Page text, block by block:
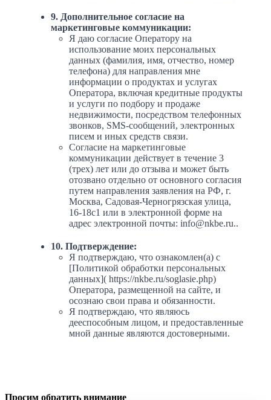
9. Дополнительное согласие на
маркетинговые коммуникации:
Я даю согласие Оператору на
использование моих персональных
данных (фамилия, имя, отчество, номер
телефона) для направления мне
информации о продуктах и услугах
Оператора, включая кредитные продукты
и услуги по подбору и продаже
недвижимости, посредством телефонных
звонков, SMS-сообщений, электронных
писем и иных средств связи.
Согласие на маркетинговые
коммуникации действует в течение 3
(трех) лет или до отзыва и может быть
отозвано отдельно от основного согласия
путем направления заявления на РФ, г.
Москва, Садовая-Черногрязская улица,
16-18с1 или в электронной форме на
адрес электронной почты: info@nkbe.ru..
10. Подтверждение:
Я подтверждаю, что ознакомлен(а) с
[Политикой обработки персональных
данных]( https://nkbe.ru/soglasie.php)
Оператора, размещенной на сайте, и
осознаю свои права и обязанности.
Я подтверждаю, что являюсь
дееспособным лицом, и предоставленные
мной данные являются достоверными.
Просим обратить внимание